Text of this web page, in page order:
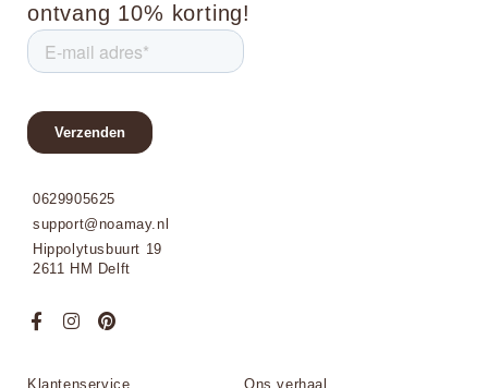
ontvang 10% korting!
0629905625
support@noamay.nl
Hippolytusbuurt 19
2611 HM Delft
Klantenservice Ons verhaal